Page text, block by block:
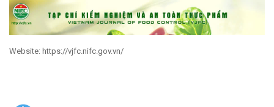
Website: https://vjfc.nifc.gov.vn/